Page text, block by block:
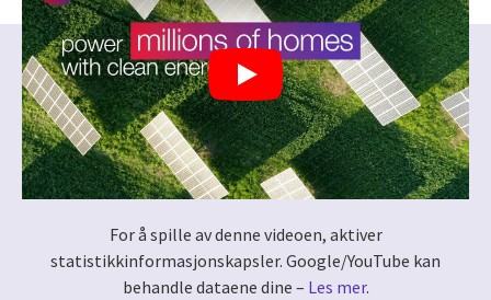
For å spille av denne videoen, aktiver
statistikkinformasjonskapsler. Google/YouTube kan
behandle dataene dine – Les mer.